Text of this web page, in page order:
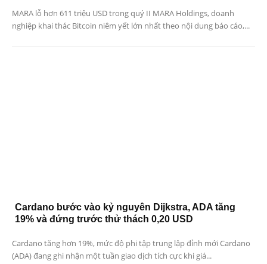
MARA lỗ hơn 611 triệu USD trong quý II MARA Holdings, doanh
nghiệp khai thác Bitcoin niêm yết lớn nhất theo nội dung báo cáo,...
Cardano bước vào kỷ nguyên Dijkstra, ADA tăng
19% và đứng trước thử thách 0,20 USD
Cardano tăng hơn 19%, mức độ phi tập trung lập đỉnh mới Cardano
(ADA) đang ghi nhận một tuần giao dịch tích cực khi giá...